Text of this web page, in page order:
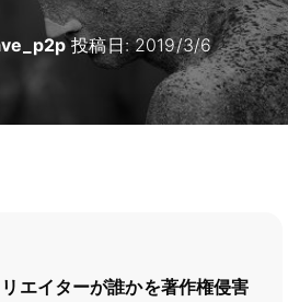
投稿日:2019/3/6
エイターが誰かを著作権侵害